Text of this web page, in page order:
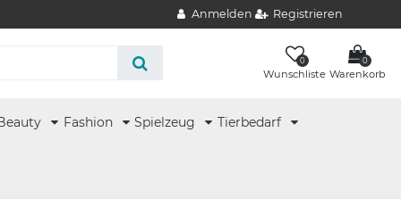
Anmelden Registrieren
0
Wunschliste
0
Warenkorb
Fashion Spielzeug Tierbedarf